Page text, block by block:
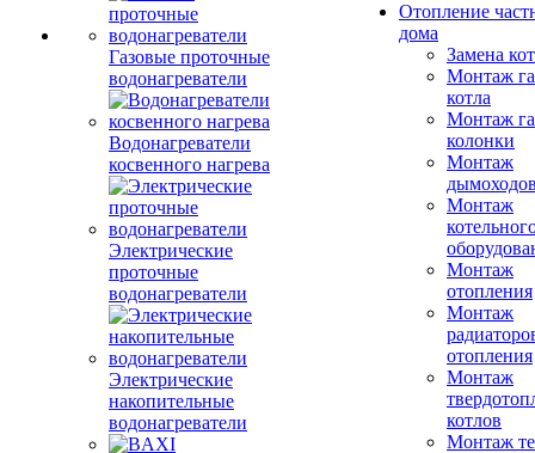
Газовые проточные
водонагреватели
Водонагреватели
косвенного нагрева
Электрические
проточные
водонагреватели
Электрические
накопительные
водонагреватели
Отопление
дома
Замена
Монтаж
котла
Монтаж
колонки
Монтаж
Монтаж
Монтаж
отопления
Монтаж
отопления
Монтаж
котлов
Монтаж